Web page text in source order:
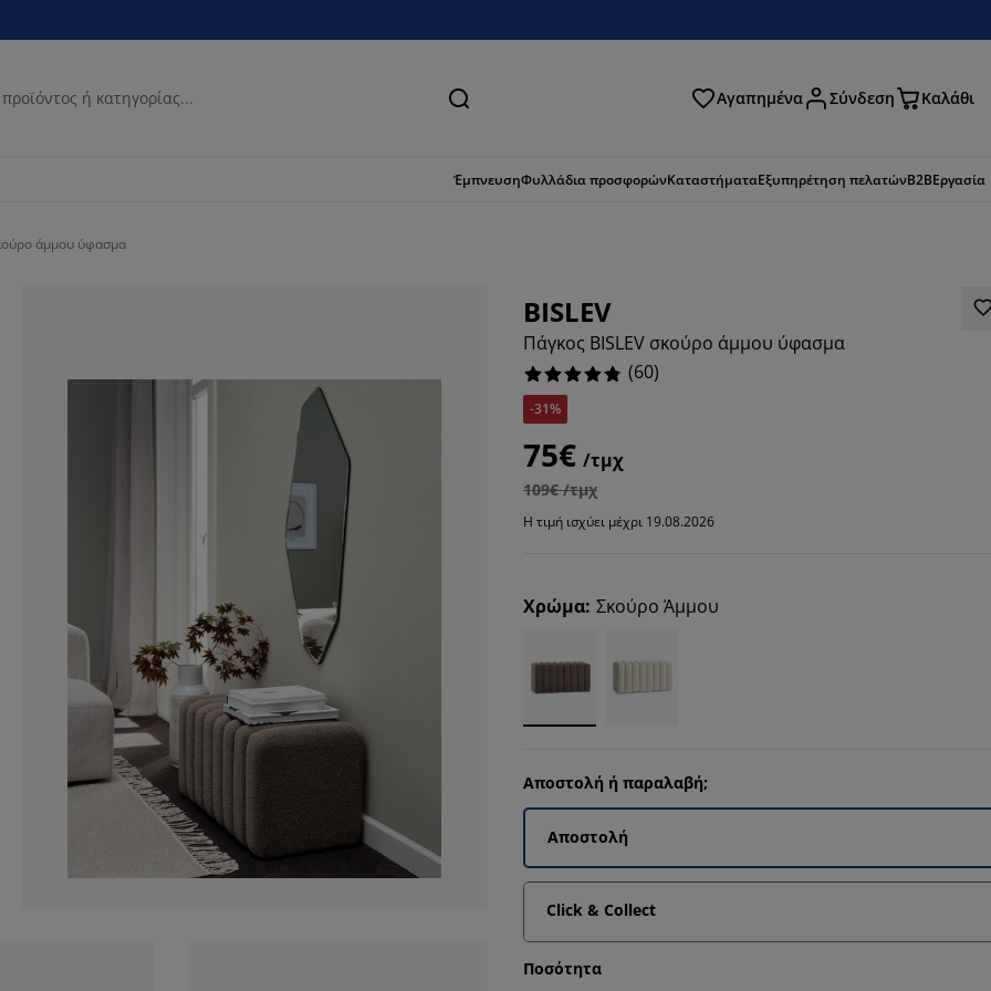
Αναζήτηση Αγαπημένα Σύνδεση Καλάθι
ΈμπνευσηΦυλλάδια προσφορώνΚαταστήματαΕξυπηρέτηση πελατώνB2BΕργασία
άμμου ύφασμα
BISLEV
Πάγκος BISLEV σκούρο άμμου ύφασμα
(60)
-31%
75€ /τμχ
109€ /τμχ
Η τιμή ισχύει μέχρι 19.08.2026
Χρώμα: Σκούρο Άμμου
Αποστολή ή παραλαβή;
Αποστολή
Click & Collect
Ποσότητα